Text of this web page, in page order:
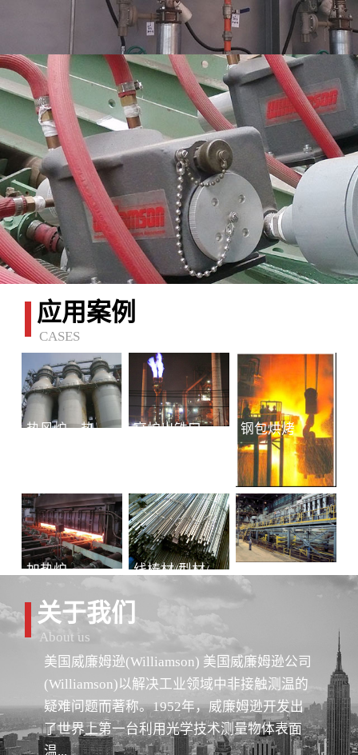
应用案例
CASES
热风炉、热风总管 高炉出铁口铁水连续测温 钢包烘烤
加热炉 线棒材/型材/管材
关于我们
About us
美国威廉姆逊(Williamson) 美国威廉姆逊公司
(Williamson)以解决工业领域中非接触测温的
疑难问题而著称。1952年，威廉姆逊开发出
了世界上第一台利用光学技术测量物体表面
温...